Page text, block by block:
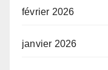
février 2026
janvier 2026